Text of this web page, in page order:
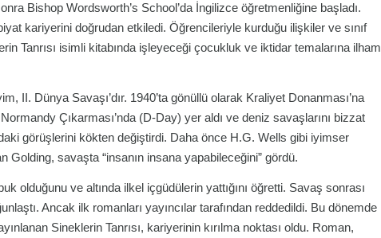
Bishop Wordsworth’s School’da İngilizce öğretmenliğine başladı.
kariyerini doğrudan etkiledi. Öğrencileriyle kurduğu ilişkiler ve sınıf
Tanrısı isimli kitabında işleyeceği çocukluk ve iktidar temalarına ilham
II. Dünya Savaşı’dır. 1940’ta gönüllü olarak Kraliyet Donanması’na
Çıkarması’nda (D-Day) yer aldı ve deniz savaşlarını bizzat
görüşlerini kökten değiştirdi. Daha önce H.G. Wells gibi iyimser
Golding, savaşta “insanın insana yapabileceğini” gördü.
olduğunu ve altında ilkel içgüdülerin yattığını öğretti. Savaş sonrası
Ancak ilk romanları yayıncılar tarafından reddedildi. Bu dönemde
Sineklerin Tanrısı, kariyerinin kırılma noktası oldu. Roman,